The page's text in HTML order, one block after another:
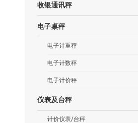
收银通讯秤
电子桌秤
电子计重秤
电子计数秤
电子计价秤
仪表及台秤
计价仪表/台秤